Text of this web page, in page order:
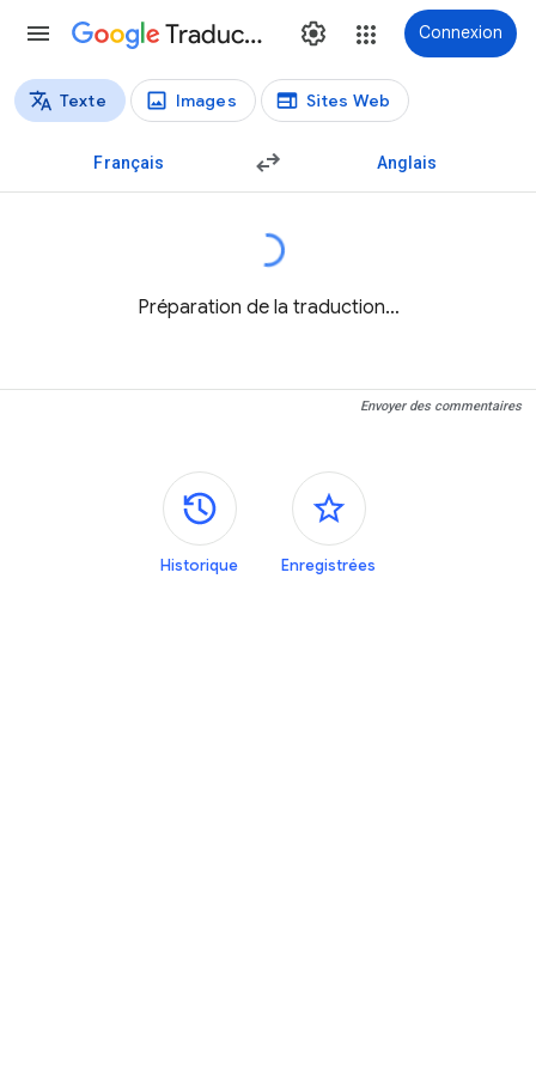
Traduction Connexion
Types de traductions
Texte Images Sites Web
Français Anglais
Préparation de la traduction…
Envoyer des commentaires
Panneaux latéraux
Historique Enregistrées